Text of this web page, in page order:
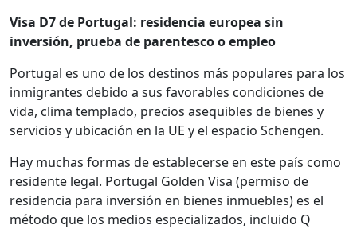
Visa D7 de Portugal: residencia europea sin
inversión, prueba de parentesco o empleo
Portugal es uno de los destinos más populares para los
inmigrantes debido a sus favorables condiciones de
vida, clima templado, precios asequibles de bienes y
servicios y ubicación en la UE y el espacio Schengen.
Hay muchas formas de establecerse en este país como
residente legal. Portugal Golden Visa (permiso de
residencia para inversión en bienes inmuebles) es el
método que los medios especializados, incluido Q